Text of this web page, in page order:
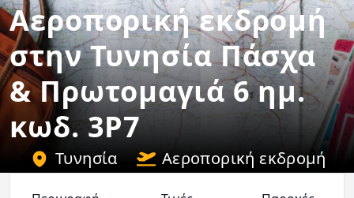
Αεροπορική εκδρομή
στην Τυνησία Πάσχα
& Πρωτομαγιά 6 ημ.
κωδ. 3P7
Τυνησία Αεροπορική εκδρομή